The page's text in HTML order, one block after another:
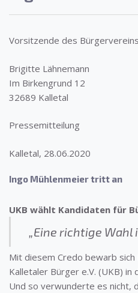
Vorsitzende des
Brigitte Lähnemann
Im Birkengrund 12
32689 Kalletal
Pressemitteilung
Kalletal, 28.06.2020
Ingo Mühlenmeier tritt an
UKB wählt Kandidaten für
„Eine richtige Wahl
Mit diesem Credo bewarb
Kalletaler Bürger e.V. (UKB)
Und so verwunderte es nicht,